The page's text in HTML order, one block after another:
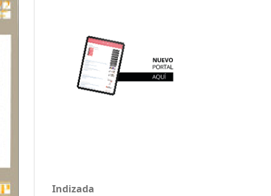
Indizada